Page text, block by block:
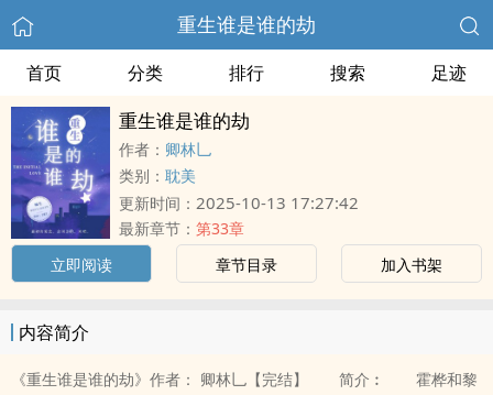
重生谁是谁的劫
首页 分类 排行 搜索 足迹
重生谁是谁的劫
作者： 卿林乚
类别： 耽美
更新时间： 2025-10-13 17:27:42
最新章节： 第33章
立即阅读
章节目录 加入书架
内容简介
《重生谁是谁的劫》作者： 卿林乚【完结】 简介︰ 霍桦和黎